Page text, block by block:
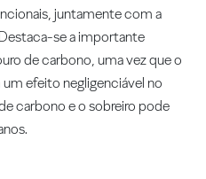
juntamente com a
se a importante
de carbono, uma vez que o
efeito negligenciável no
carbono e o sobreiro pode